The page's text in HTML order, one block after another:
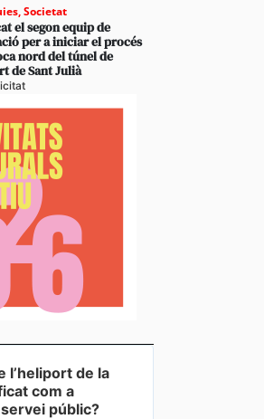
,Societat
el segon equip de
per a iniciar el procés
nord del túnel de
de Sant Julià
l’heliport de la
com a
públic?